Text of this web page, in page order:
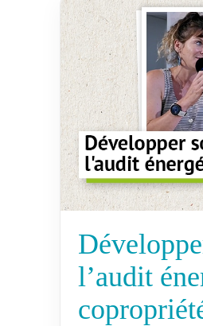
l’audit